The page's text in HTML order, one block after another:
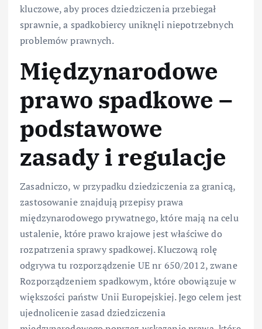
kluczowe, aby proces dziedziczenia przebiegał
sprawnie, a spadkobiercy uniknęli niepotrzebnych
problemów prawnych.
Międzynarodowe
prawo spadkowe –
podstawowe
zasady i regulacje
Zasadniczo, w przypadku dziedziczenia za granicą,
zastosowanie znajdują przepisy prawa
międzynarodowego prywatnego, które mają na celu
ustalenie, które prawo krajowe jest właściwe do
rozpatrzenia sprawy spadkowej. Kluczową rolę
odgrywa tu rozporządzenie UE nr 650/2012, zwane
Rozporządzeniem spadkowym, które obowiązuje w
większości państw Unii Europejskiej. Jego celem jest
ujednolicenie zasad dziedziczenia